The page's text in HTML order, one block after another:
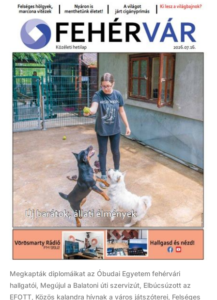
Megkapták diplomáikat az Óbudai Egyetem fehérvári
hallgatói, Megújul a Balatoni úti szervizút, Elbúcsúzott az
EFOTT, Közös kalandra hívnak a város játszóterei, Felséges